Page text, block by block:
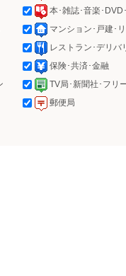
本･雑誌･音楽･DVD
マンション･戸建･
レストラン･デリバ
保険･共済･金融
TV局･新聞社･フリ
郵便局